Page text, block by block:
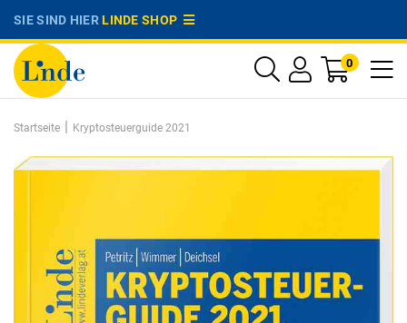
SIE SIND HIERLINDE SHOP
0
Startseite | Kryptosteuerguide 2021